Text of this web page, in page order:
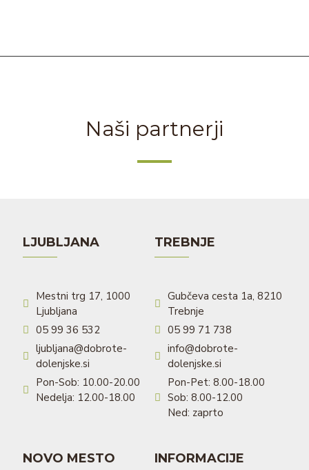
Naši partnerji
LJUBLJANA
Mestni trg 17, 1000
Ljubljana
05 99 36 532
ljubljana@dobrote-
dolenjske.si
Pon-Sob: 10.00-20.00
Nedelja: 12.00-18.00
TREBNJE
Gubčeva cesta 1a, 8210
Trebnje
05 99 71 738
info@dobrote-
dolenjske.si
Pon-Pet: 8.00-18.00
Sob: 8.00-12.00
Ned: zaprto
NOVO MESTO INFORMACIJE